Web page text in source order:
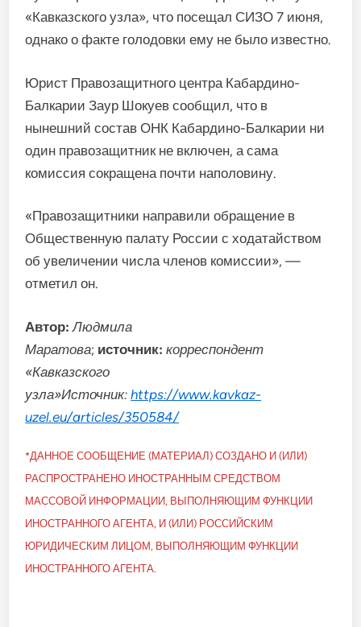
«Кавказского узла», что посещал СИЗО 7 июня,
однако о факте голодовки ему не было известно.
Юрист Правозащитного центра Кабардино-
Балкарии Заур Шокуев сообщил, что в
нынешний состав ОНК Кабардино-Балкарии ни
один правозащитник не включен, а сама
комиссия сокращена почти наполовину.
«Правозащитники направили обращение в
Общественную палату России с ходатайством
об увеличении числа членов комиссии», —
отметил он.
Автор: Людмила
Маратова; источник: корреспондент
«Кавказского
узла»Источник:https://www.kavkaz-
uzel.eu/articles/350584/
*ДАННОЕ СООБЩЕНИЕ (МАТЕРИАЛ) СОЗДАНО И (ИЛИ)
РАСПРОСТРАНЕНО ИНОСТРАННЫМ СРЕДСТВОМ
МАССОВОЙ ИНФОРМАЦИИ, ВЫПОЛНЯЮЩИМ ФУНКЦИИ
ИНОСТРАННОГО АГЕНТА, И (ИЛИ) РОССИЙСКИМ
ЮРИДИЧЕСКИМ ЛИЦОМ, ВЫПОЛНЯЮЩИМ ФУНКЦИИ
ИНОСТРАННОГО АГЕНТА.